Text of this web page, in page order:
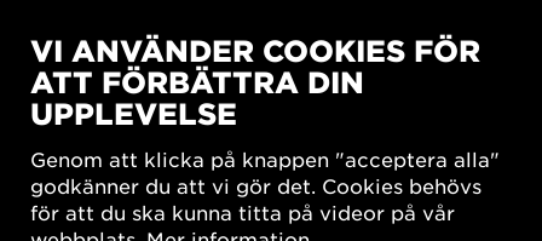
New European Bauhaus
SUSTAINORDIC
Share Future Living
What Matter_s
VI ANVÄNDER COOKIES FÖR
ATT FÖRBÄTTRA DIN
UPPLEVELSE
Genom att klicka på knappen "acceptera alla"
godkänner du att vi gör det. Cookies behövs
för att du ska kunna titta på videor på vår